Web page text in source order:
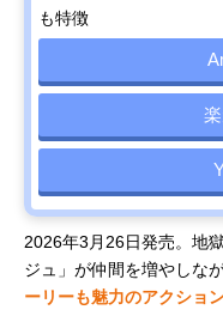
も特徴
2026年3月26日発売。地
ジュ」が仲間を増やしな
ーリーも魅力のアクショ